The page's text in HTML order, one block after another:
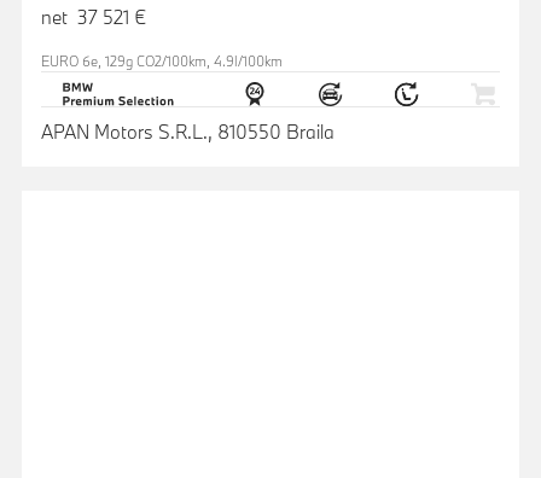
net 37 521 €
EURO 6e, 129g CO2/100km, 4.9l/100km
APAN Motors S.R.L., 810550 Braila